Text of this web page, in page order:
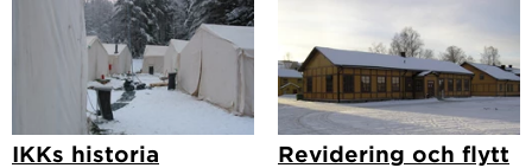
IKKs historia Revidering och flytt